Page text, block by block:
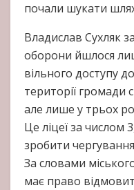
почали шукати
Владислав Сухляк
оборони йшлося
вільного доступу
території громади
але лише у трьох
Це ліцеї за числом
зробити
За словами
має право